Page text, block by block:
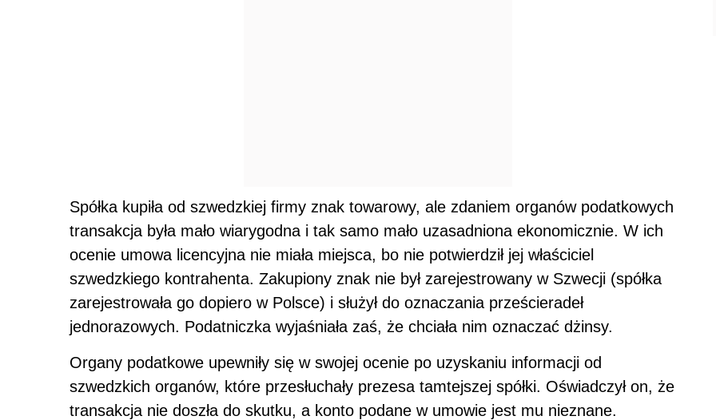
Spółka kupiła od szwedzkiej firmy znak towarowy, ale zdaniem organów podatkowych
transakcja była mało wiarygodna i tak samo mało uzasadniona ekonomicznie. W ich
ocenie umowa licencyjna nie miała miejsca, bo nie potwierdził jej właściciel
szwedzkiego kontrahenta. Zakupiony znak nie był zarejestrowany w Szwecji (spółka
zarejestrowała go dopiero w Polsce) i służył do oznaczania prześcieradeł
jednorazowych. Podatniczka wyjaśniała zaś, że chciała nim oznaczać dżinsy.
Organy podatkowe upewniły się w swojej ocenie po uzyskaniu informacji od
szwedzkich organów, które przesłuchały prezesa tamtejszej spółki. Oświadczył on, że
transakcja nie doszła do skutku, a konto podane w umowie jest mu nieznane.